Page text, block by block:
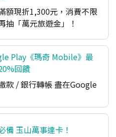
額現折1,300元，消費不限
抽「萬元旅遊金」！
Play《瑪奇 Mobile》最
回饋
款 / 銀行轉帳 盡在Google
備 玉山萬事達卡！